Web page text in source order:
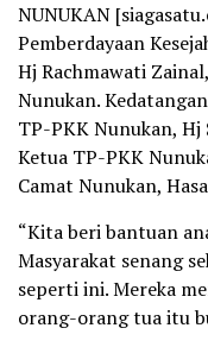
NUNUKAN
Pemberdayaan
Hj Rachmawati
Nunukan.
TP-PKK Nunukan,
Ketua TP-PKK
Camat Nunukan,
“Kita beri bantuan
Masyarakat senang
seperti ini. Mereka
orang-orang tua itu